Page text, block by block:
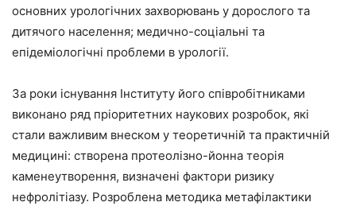
основних урологічних захворювань у дорослого та
дитячого населення; медично-соціальні та
епідеміологічні проблеми в урології.
За роки існування Інституту його співробітниками
виконано ряд пріоритетних наукових розробок, які
стали важливим внеском у теоретичній та практичній
медицині: створена протеолізно-йонна теорія
каменеутворення, визначені фактори ризику
нефролітіазу. Розроблена методика метафілактики